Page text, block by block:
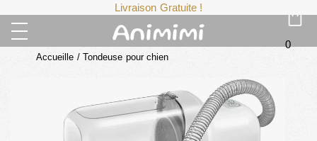
Livraison Gratuite !
0
Accueille / Tondeuse pour chien